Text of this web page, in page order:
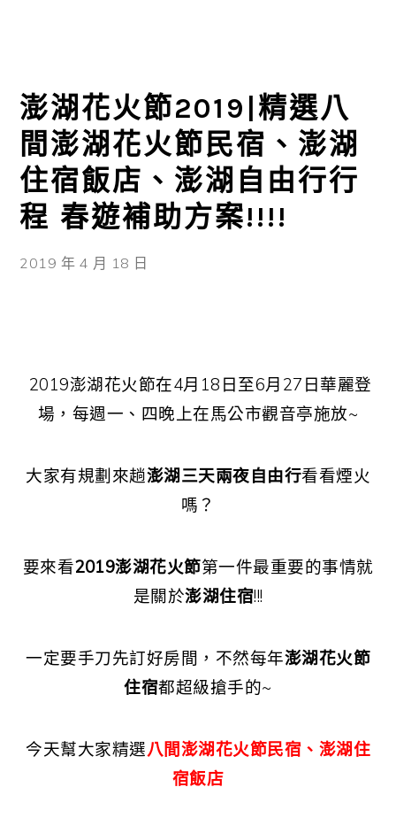
澎湖花火節2019|精選八
間澎湖花火節民宿、澎湖
住宿飯店、澎湖自由行行
程 春遊補助方案!!!!
2019 年 4 月 18 日
2019澎湖花火節在4月18日至6月27日華麗登
場，每週一、四晚上在馬公市觀音亭施放~
大家有規劃來趟澎湖三天兩夜自由行看看煙火
嗎？
要來看2019澎湖花火節第一件最重要的事情就
是關於澎湖住宿!!!
一定要手刀先訂好房間，不然每年澎湖花火節
住宿都超級搶手的~
今天幫大家精選八間澎湖花火節民宿、澎湖住
宿飯店